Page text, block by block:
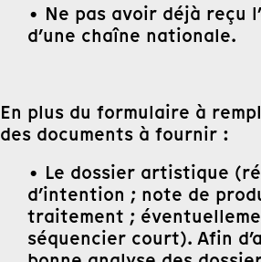
• Ne pas avoir déjà reçu
d’une chaîne nationale.
En plus du formulaire à
des documents à fournir :
• Le dossier artistique
d’intention ; note de
traitement ;
séquencier court). Afin